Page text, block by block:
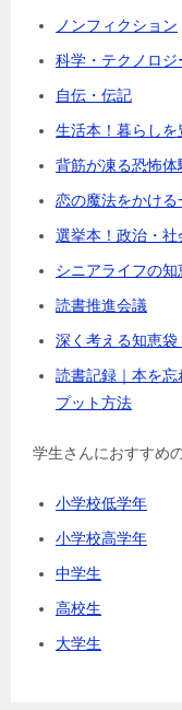
ノンフィクション
科学・テクノロジ
自伝・伝記
生活本！暮らし
背筋が凍る恐怖体
恋の魔法をかける
選挙本！政治・
シニアライフの
読書推進会議
深く考える知恵
読書記録｜本を
プット方法
学生さんにおすすめ
小学校低学年
小学校高学年
中学生
高校生
大学生